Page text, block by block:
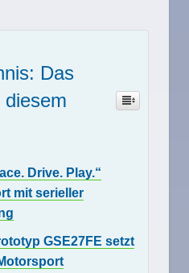
Das
Drive. Play.“
mit serieller
GSE27FE setzt